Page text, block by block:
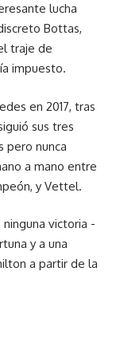
lucha
Bottas,
traje de
impuesto.
en 2017, tras
sus tres
pero nunca
a mano entre
y Vettel.
victoria -
y a una
a partir de la